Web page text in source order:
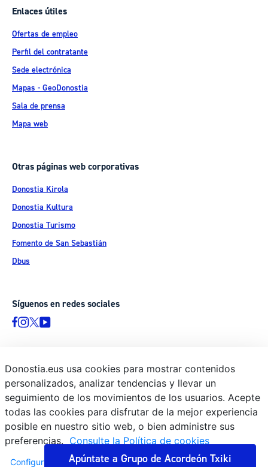
Apúntate a Grupo de Acordeón Txiki
Enlaces útiles
Ofertas de empleo
Perfil del contratante
Sede electrónica
Mapas - GeoDonostia
Sala de prensa
Mapa web
Otras páginas web corporativas
Donostia Kirola
Donostia Kultura
Donostia Turismo
Fomento de San Sebastián
Dbus
Síguenos en redes sociales
© Donostiako Udala - Ayuntamiento de Donostia / San Sebastián
Ijentea 1, 20003 Donostia / San Sebastián
Aviso legal
Política de privacidad
Política de cookies
Declaración de accesibilidad
Donostia.eus usa cookies para mostrar contenidos
personalizados, analizar tendencias y llevar un
seguimiento de los movimientos de los usuarios. Acepte
todas las cookies para disfrutar de la mejor experiencia
posible en nuestro sitio web, o bien administre sus
preferencias. Consulte la Política de cookies
Configuración Aceptar todo Rechazar todas